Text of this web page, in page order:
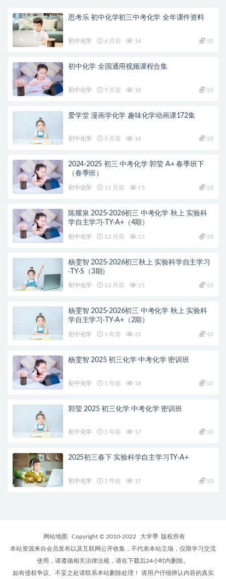
思考乐 初中化学初三中考化学 全年课件资料
初中化学 6 月前 14 10
初中化学 全国通用视频课程合集
初中化学 9 月前 18 10
爱学堂 漫画学化学 趣味化学动画课172集
初中化学 9 月前 14 10
2024-2025 初三 中考化学 郭莹 A+ 春季班下
（春季班）
初中化学 11 月前 15 10
陈耀泉 2025-2026初三 中考化学 秋上 实验科
学自主学习·TY·A+（4期）
初中化学 12 月前 15 10
杨雯智 2025-2026初三秋上 实验科学自主学习
·TY·S（3期）
初中化学 12 月前 15 10
杨雯智 2025-2026初三 中考化学 秋上 实验科
学自主学习·TY·A+（2期）
初中化学 1 年前 21 10
杨雯智 2025 初三化学 中考化学 密训班
初中化学 1 年前 18 10
郭莹 2025 初三化学 中考化学 密训班
初中化学 1 年前 17 10
2025初三春下 实验科学自主学习TY·A+
初中化学 1 年前 17 10
网站地图 Copyright © 2010-2022 大学季 版权所有
本站资源来自会员发布以及互联网公开收集，不代表本站立场，仅限学习交流
使用，请遵循相关法律法规，请在下载后24小时内删除。
如有侵权争议、不妥之处请联系本站删除处理！ 请用户仔细辨认内容的真实